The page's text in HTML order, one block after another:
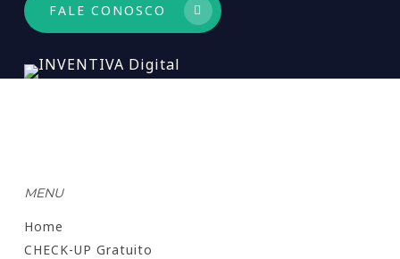
FALE CONOSCO
MENU
Home
CHECK-UP Gratuito